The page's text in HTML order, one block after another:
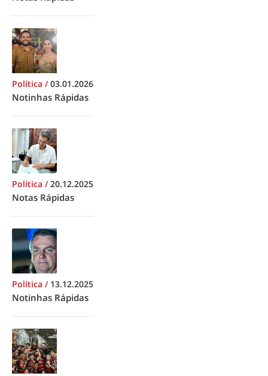
Política /03.01.2026
Notinhas Rápidas
Política /20.12.2025
Notas Rápidas
Política / 13.12.2025
Notinhas Rápidas